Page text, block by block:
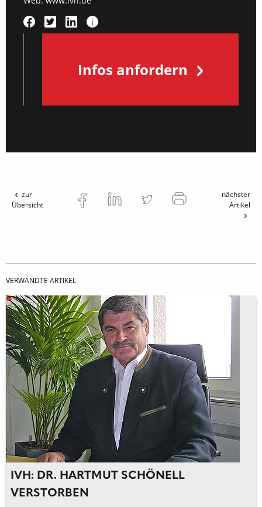
Infos anfordern
zur
Übersicht
nächster
Artikel
VERWANDTE ARTIKEL
IVH: DR. HARTMUT SCHÖNELL
VERSTORBEN